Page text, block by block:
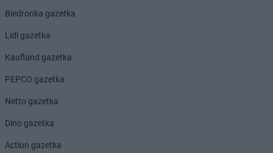
Biedronka gazetka
Lidl gazetka
Kaufland gazetka
PEPCO gazetka
Netto gazetka
Dino gazetka
Action gazetka